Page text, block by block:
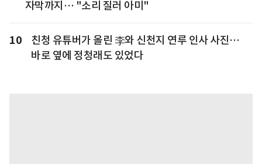
자막까지… "소리 질러 아미"
10
친청 유튜버가 올린 李와 신천지 연루 인사 사진…
바로 옆에 정청래도 있었다